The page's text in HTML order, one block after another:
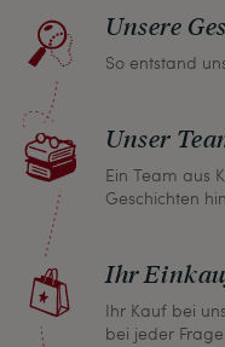
müssen.
Sollten Sie aus
nicht zufrieden
Kontakt auf und
gemeinsame
Sie innerhalb von
zurückgeben und
Kaufpreis.
Unsere
So entstand
Unser
Ein Team aus
Geschichten
Ihr
Ihr Kauf bei
bei jeder Frage